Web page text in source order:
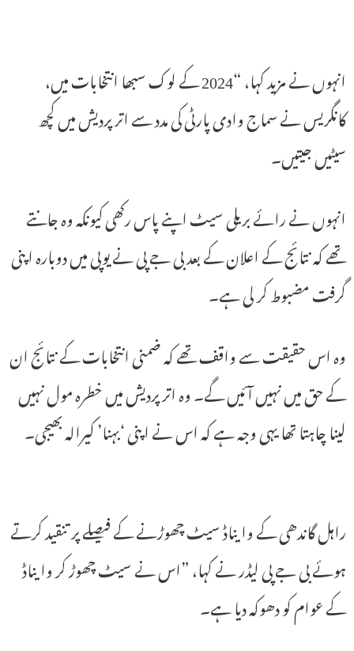
انہوں نے مزید کہا، “2024 کے لوک سبھا انتخابات میں،
کانگریس نے سماج وادی پارٹی کی مدد سے اتر پردیش میں کچھ
سیٹیں جیتیں۔
انہوں نے رائے بریلی سیٹ اپنے پاس رکھی کیونکہ وہ جانتے
تھے کہ نتائج کے اعلان کے بعد بی جے پی نے یوپی میں دوبارہ اپنی
گرفت مضبوط کر لی ہے۔
وہ اس حقیقت سے واقف تھے کہ ضمنی انتخابات کے نتائج ان
کے حق میں نہیں آئیں گے۔ وہ اتر پردیش میں خطرہ مول نہیں
لینا چاہتا تھا یہی وجہ ہے کہ اس نے اپنی ‘بہنا’ کیرالہ بھیجی۔
راہل گاندھی کے وایناڈ سیٹ چھوڑنے کے فیصلے پر تنقید کرتے
ہوئے بی جے پی لیڈر نے کہا، ”اس نے سیٹ چھوڑ کر وایناڈ
کے عوام کو دھوکہ دیا ہے۔